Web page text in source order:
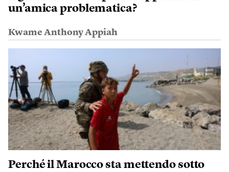
un’amica problematica?
Kwame Anthony Appiah
Perché il Marocco sta mettendo sotto